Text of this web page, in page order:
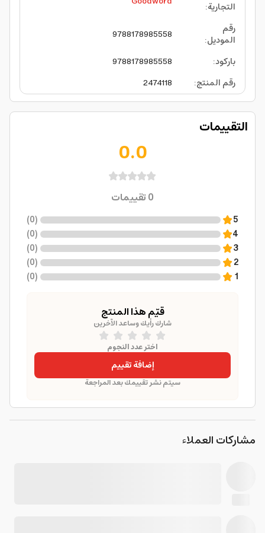
التجارية:
رقم
الموديل:
9788178985558
باركود:
9788178985558
رقم المنتج:
2474118
التقييمات
0.0
0تقييمات
5
(
0
)
4
(
0
)
3
(
0
)
2
(
0
)
1
(
0
)
قيّم هذا المنتج
شارك رأيك وساعد الآخرين
اختر عدد النجوم
إضافة تقييم
سيتم نشر تقييمك بعد المراجعة
مشاركات العملاء